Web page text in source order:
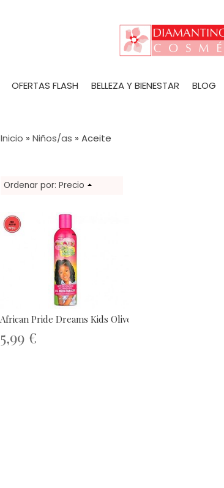
OFERTAS FLASH BELLEZA Y BIENESTAR BLOG
Inicio » Niños/as » Aceite
Ordenar por: Precio
African Pride Dreams Kids Olive...
5,99 €